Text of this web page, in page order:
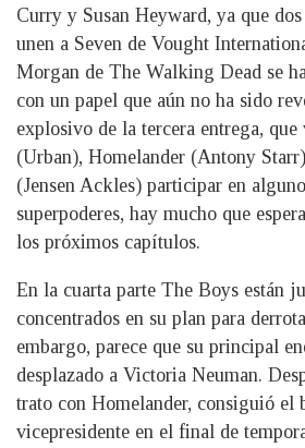
Curry y Susan Heyward, ya que
unen a Seven de Vought
Morgan de The Walking Dead se
con un papel que aún no ha sido
explosivo de la tercera entrega,
(Urban), Homelander (Antony
(Jensen Ackles) participar en
superpoderes, hay mucho que
los próximos capítulos.
En la cuarta parte The Boys están
concentrados en su plan para
embargo, parece que su principal
desplazado a Victoria Neuman.
trato con Homelander, consiguió el
vicepresidente en el final de